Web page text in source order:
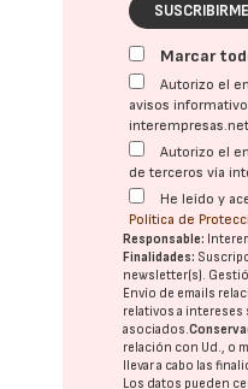
Marcar
Autorizo el
avisos
interempresas.net
Autorizo el
de terceros vía
He leído y
Política de
Responsable:
Finalidades:
newsletter(s).
Envío de emails
relativos a intereses
asociados.
relación con Ud., o
llevar a cabo las
Los datos pueden